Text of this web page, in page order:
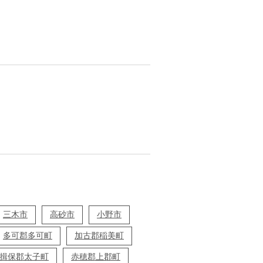
三木市 高砂市 小野市
多可郡多可町 加古郡稲美町
揖保郡太子町 赤穂郡上郡町